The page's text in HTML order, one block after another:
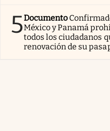
5Documento
México y Panamá
todos los ciudadanos
renovación de su